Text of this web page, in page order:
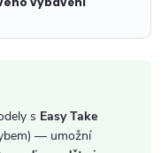
s Easy Take
— umožní